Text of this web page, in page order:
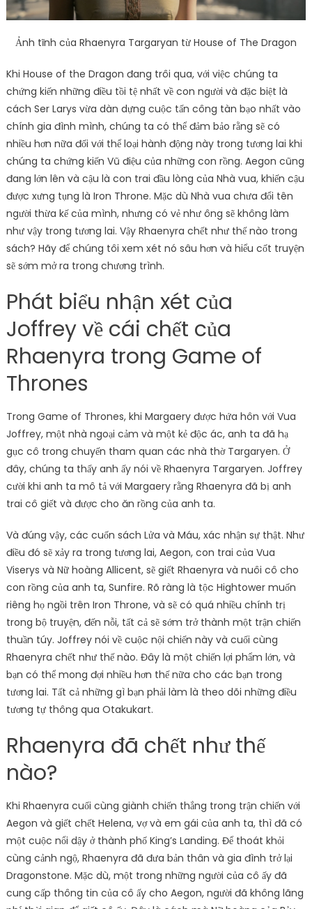
Ảnh tĩnh của Rhaenyra Targaryan từ House of The Dragon
Khi House of the Dragon đang trôi qua, với việc chúng ta
chứng kiến ​​những điều tồi tệ nhất về con người và đặc biệt là
cách Ser Larys vừa dàn dựng cuộc tấn công tàn bạo nhất vào
chính gia đình mình, chúng ta có thể đảm bảo rằng sẽ có
nhiều hơn nữa đối với thể loại hành động này trong tương lai khi
chúng ta chứng kiến ​​Vũ điệu của những con rồng. Aegon cũng
đang lớn lên và cậu là con trai đầu lòng của Nhà vua, khiến cậu
được xưng tụng là Iron Throne. Mặc dù Nhà vua chưa đổi tên
người thừa kế của mình, nhưng có vẻ như ông sẽ không làm
như vậy trong tương lai. Vậy Rhaenyra chết như thế nào trong
sách? Hãy để chúng tôi xem xét nó sâu hơn và hiểu cốt truyện
sẽ sớm mở ra trong chương trình.
Phát biểu nhận xét của
Joffrey về cái chết của
Rhaenyra trong Game of
Thrones
Trong Game of Thrones, khi Margaery được hứa hôn với Vua
Joffrey, một nhà ngoại cảm và một kẻ độc ác, anh ta đã hạ
gục cô trong chuyến tham quan các nhà thờ Targaryen. Ở
đây, chúng ta thấy anh ấy nói về Rhaenyra Targaryen. Joffrey
cười khi anh ta mô tả với Margaery rằng Rhaenyra đã bị anh
trai cô giết và được cho ăn rồng của anh ta.
Và đúng vậy, các cuốn sách Lửa và Máu, xác nhận sự thật. Như
điều đó sẽ xảy ra trong tương lai, Aegon, con trai của Vua
Viserys và Nữ hoàng Allicent, sẽ giết Rhaenyra và nuôi cô cho
con rồng của anh ta, Sunfire. Rõ ràng là tộc Hightower muốn
riêng họ ngồi trên Iron Throne, và sẽ có quá nhiều chính trị
trong bộ truyện, đến nỗi, tất cả sẽ sớm trở thành một trận chiến
thuần túy. Joffrey nói về cuộc nội chiến này và cuối cùng
Rhaenyra chết như thế nào. Đây là một chiến lợi phẩm lớn, và
bạn có thể mong đợi nhiều hơn thế nữa cho các bạn trong
tương lai. Tất cả những gì bạn phải làm là theo dõi những điều
tương tự thông qua Otakukart.
Rhaenyra đã chết như thế
nào?
Khi Rhaenyra cuối cùng giành chiến thắng trong trận chiến với
Aegon và giết chết Helena, vợ và em gái của anh ta, thì đã có
một cuộc nổi dậy ở thành phố King’s Landing. Để thoát khỏi
cùng cảnh ngộ, Rhaenyra đã đưa bản thân và gia đình trở lại
Dragonstone. Mặc dù, một trong những người của cô ấy đã
cung cấp thông tin của cô ấy cho Aegon, người đã không lãng